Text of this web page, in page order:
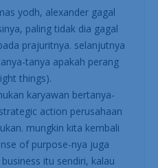
yodh, alexander gagal
paling tidak dia gagal
prajuritnya. selanjutnya
tanya apakah perang
things).
karyawan bertanya-
action perusahaan
mungkin kita kembali
of purpose-nya juga
itu sendiri, kalau